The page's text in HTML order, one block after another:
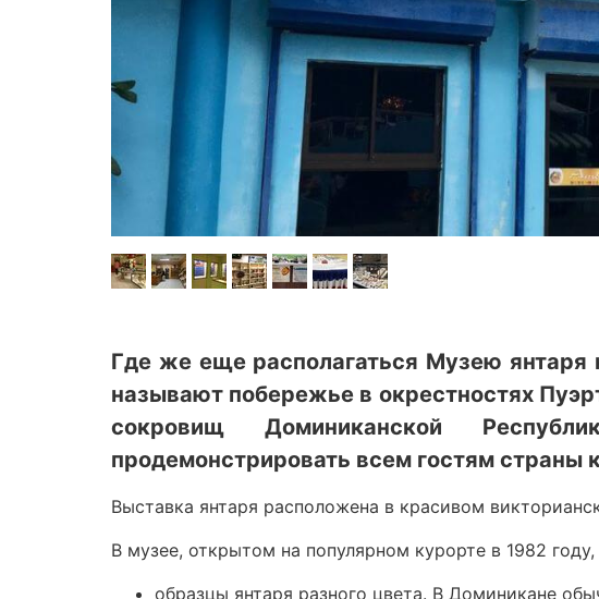
Где же еще располагаться Музею янтаря
называют побережье в окрестностях
сокровищ Доминиканской
продемонстрировать всем гостям страны
Выставка янтаря расположена в красивом
В музее, открытом на популярном курорте в 1982
образцы янтаря разного цвета. В Доминикане